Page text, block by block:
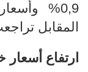
المقابل
ارتفاع